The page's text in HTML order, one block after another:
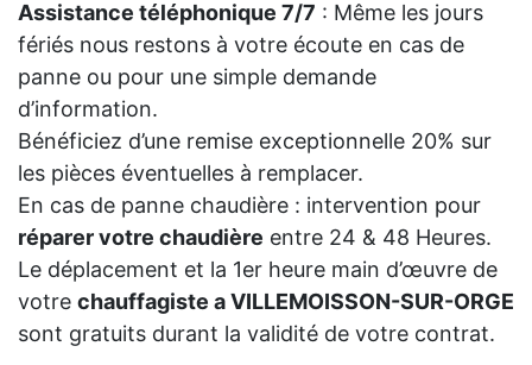
Assistance téléphonique 7/7 : Même les jours
fériés nous restons à votre écoute en cas de
panne ou pour une simple demande
d’information.
Bénéficiez d’une remise exceptionnelle 20% sur
les pièces éventuelles à remplacer.
En cas de panne chaudière : intervention pour
réparer votre chaudière entre 24 & 48 Heures.
Le déplacement et la 1er heure main d’œuvre de
votre chauffagiste a VILLEMOISSON-SUR-ORGE
sont gratuits durant la validité de votre contrat.